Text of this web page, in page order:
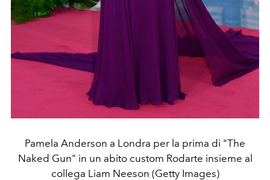
Pamela Anderson a Londra per la prima di "The
Naked Gun" in un abito custom Rodarte insieme al
collega Liam Neeson (Getty Images)